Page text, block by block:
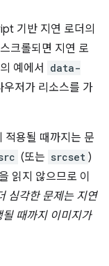
기반 지연 로더의
크롤되면 지연 로
예에서
data-
우저가 리소스를 가
적용될 때까지는 문
(또는 srcset )
읽지 않으므로 이
심각한 문제는 지연
때까지 이미지가